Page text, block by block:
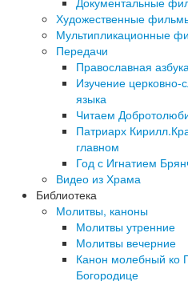
Художественные
Мультипликационные
Передачи
Православная
Изучение церковно-
языка
Читаем
Патриарх
главном
Год с Игнатием
Видео из Храма
Библиотека
Молитвы, каноны
Молитвы утренние
Молитвы вечерние
Канон молебный ко
Богородице